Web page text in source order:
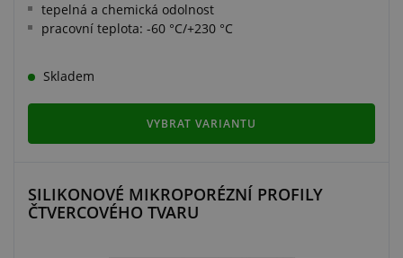
tepelná a chemická odolnost
pracovní teplota: -60 °C/+230 °C
Skladem
VYBRAT VARIANTU
SILIKONOVÉ MIKROPORÉZNÍ PROFILY
ČTVERCOVÉHO TVARU